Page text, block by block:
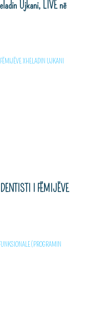
Ujkani, LIVE në
I FËMIJËVE